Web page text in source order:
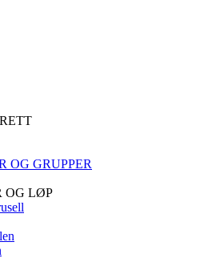
OG GRUPPER
OG LØP